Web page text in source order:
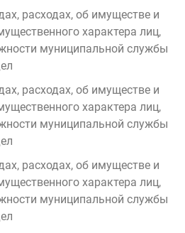
расходах, об имуществе и
характера лиц,
муниципальной службы
расходах, об имуществе и
характера лиц,
муниципальной службы
расходах, об имуществе и
характера лиц,
муниципальной службы